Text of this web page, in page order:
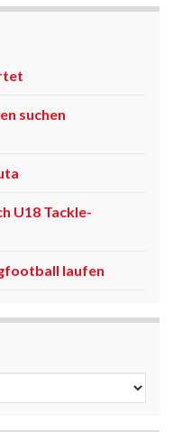
suchen
U18 Tackle-
laufen